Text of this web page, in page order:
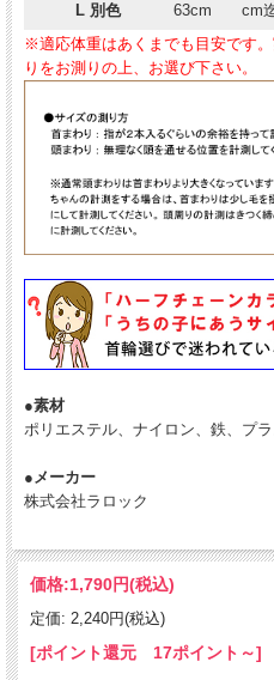
L 別色
63cm
cm
※適応体重はあくまでも目安です
りをお測りの上、お選び下さい。
●素材
ポリエステル、ナイロン、鉄、プ
●メーカー
株式会社ラロック
価格:1,790円(税込)
定価: 2,240円(税込)
[ポイント還元 17ポイント～]